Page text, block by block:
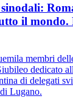
il mondo.
membri
dedicato
di delegati
Lugano.